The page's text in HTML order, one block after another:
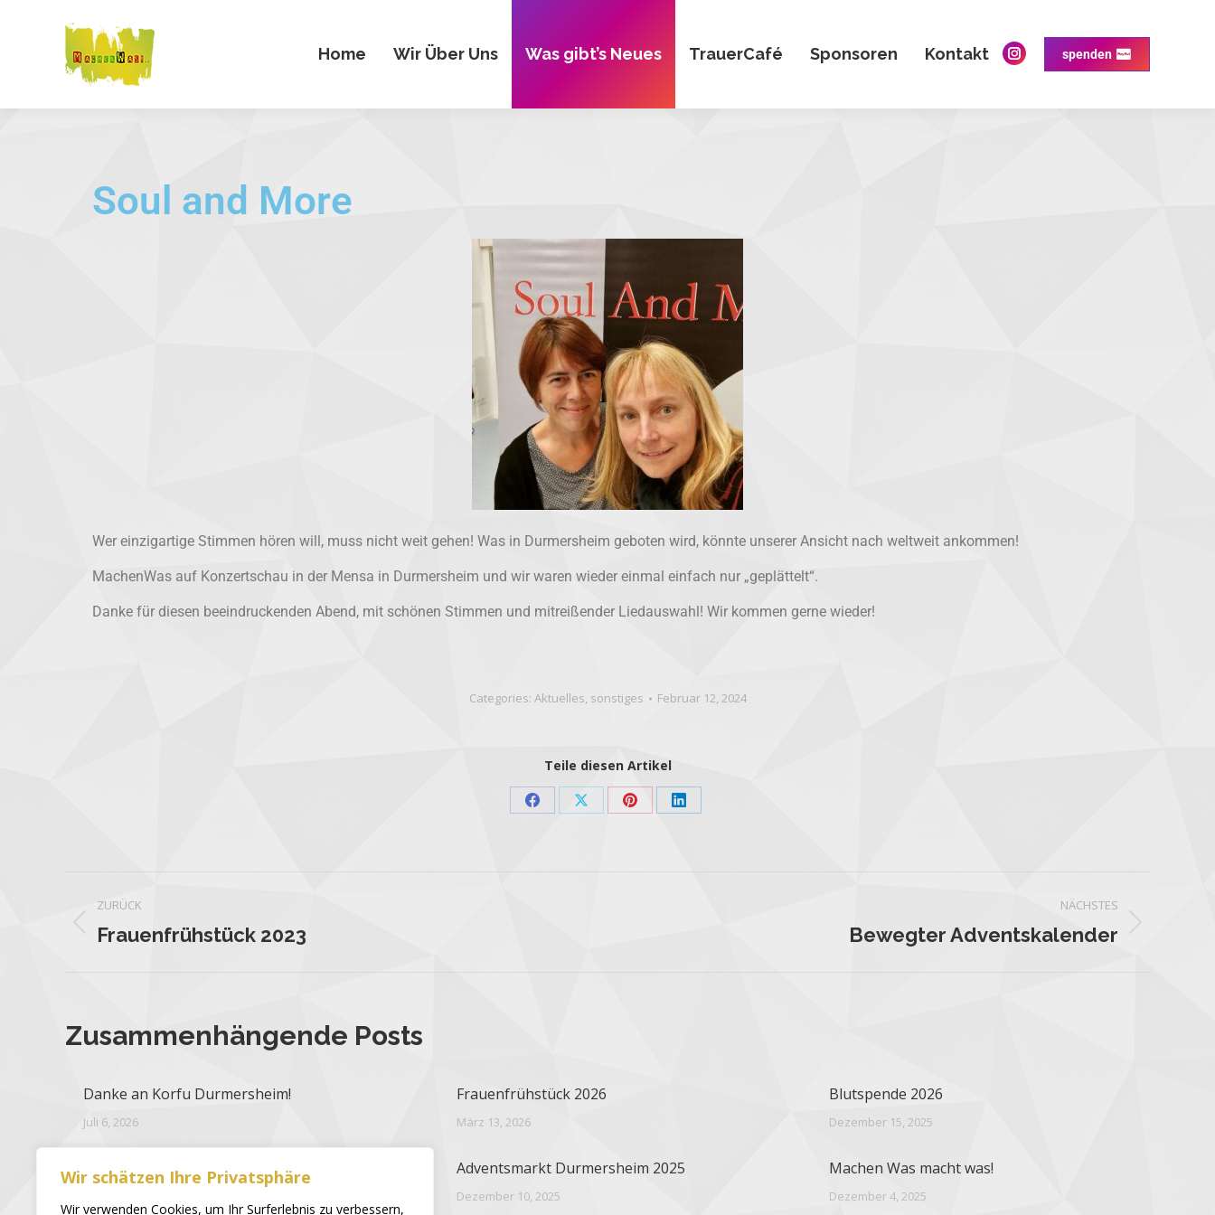
Wir schätzen Ihre Privatsphäre
Wir verwenden Cookies, um Ihr Surferlebnis zu verbessern,
Home Wir Über Uns Was gibt’s Neues TrauerCafé Sponsoren Kontakt spenden
Soul and More
Wer einzigartige Stimmen hören will, muss nicht weit gehen! Was in Durmersheim geboten wird, könnte unserer Ansicht nach weltweit ankommen!
MachenWas auf Konzertschau in der Mensa in Durmersheim und wir waren wieder einmal einfach nur „geplättelt“.
Danke für diesen beeindruckenden Abend, mit schönen Stimmen und mitreißender Liedauswahl! Wir kommen gerne wieder!
Categories: Aktuelles, sonstiges Februar 12, 2024
Teile diesen Artikel
ZURÜCK
Frauenfrühstück 2023
NÄCHSTES
Bewegter Adventskalender
Zusammenhängende Posts
Danke an Korfu Durmersheim!
Juli 6, 2026
Frauenfrühstück 2026
März 13, 2026
Blutspende 2026
Dezember 15, 2025
Blutspende 2025 Adventsmarkt Durmersheim 2025
Dezember 10, 2025
Machen Was macht was!
Dezember 4, 2025